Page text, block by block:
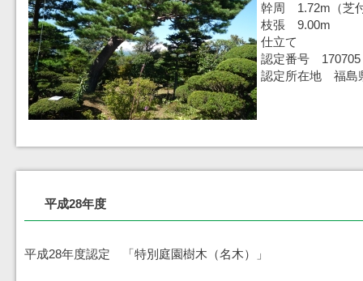
幹周 1.72m（芝
枝張 9.00m
仕立て
認定番号 170705
認定所在地 福島
平成28年度
平成28年度認定 「特別庭園樹木（名木）」